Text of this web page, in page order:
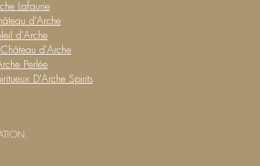
Lafaurie
d'Arche
d'Arche
d'Arche
Perlée
D'Arche Spirits